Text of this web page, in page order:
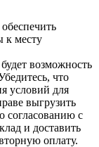
к месту
возможность
что
условий для
выгрузить
согласованию с
и доставить
оплату.